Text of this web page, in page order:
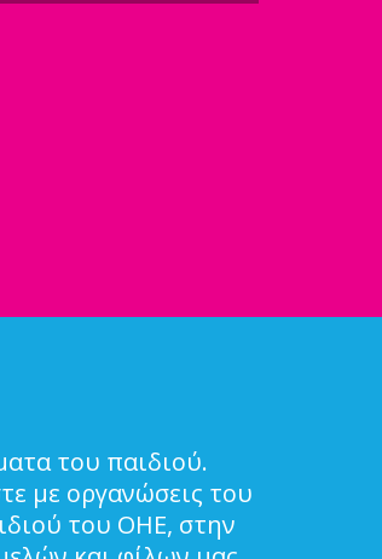
του παιδιού.
με οργανώσεις του
του ΟΗΕ, στην